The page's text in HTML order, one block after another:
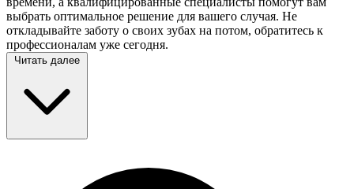
выбрать оптимальное решение для вашего случая. Не
откладывайте заботу о своих зубах на потом, обратитесь к
профессионалам уже сегодня.
Читать далее